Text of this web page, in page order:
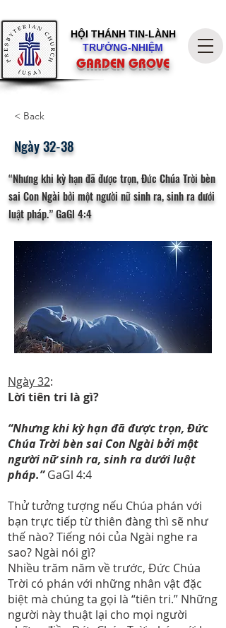
HỘI THÁNH TIN-LÀNH
TRƯỞNG-NHIỆM
GARDEN GROVE
< Back
Ngày 32-38
“Nhưng khi kỳ hạn đã được trọn, Đức Chúa Trời bèn
sai Con Ngài bởi một người nữ sinh ra, sinh ra dưới
luật pháp.” GaGl 4:4
Ngày 32:
Lời tiên tri là gì?
“Nhưng khi kỳ hạn đã được trọn, Đức
Chúa Trời bèn sai Con Ngài bởi một
người nữ sinh ra, sinh ra dưới luật
pháp.”GaGl 4:4
Thử tưởng tượng nếu Chúa phán với
bạn trực tiếp từ thiên đàng thì sẽ như
thế nào? Tiếng nói của Ngài nghe ra
sao? Ngài nói gì?
Nhiều trăm năm về trước, Đức Chúa
Trời có phán với những nhân vật đặc
biệt mà chúng ta gọi là “tiên tri.” Những
người này thuật lại cho mọi người